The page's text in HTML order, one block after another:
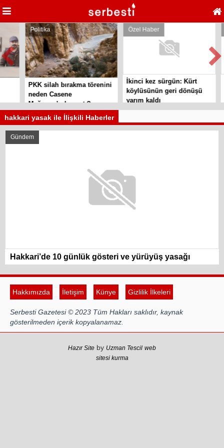
Politika
PKK silah bırakma törenini
neden Casene
Mağarası’nda yaptı?
Özel Haber
İkinci kez sürgün: Kürt
köylüsünün geri dönüşü
yarım kaldı
hakkari yasak ile İlişkili Haberler
Gündem
Hakkari’de 10 günlük gösteri ve yürüyüş yasağı
Hakkımızda İletişim Künye Gizlilik İlkeleri
Serbesti Gazetesi © 2023 Tüm Hakları saklıdır, kaynak
gösterilmeden içerik kopyalanamaz.
Hazır Site by Uzman Tescil web
sitesi kurma